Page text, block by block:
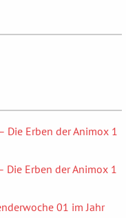
Die Erben der Animox 1
Die Erben der Animox 1
01 im Jahr